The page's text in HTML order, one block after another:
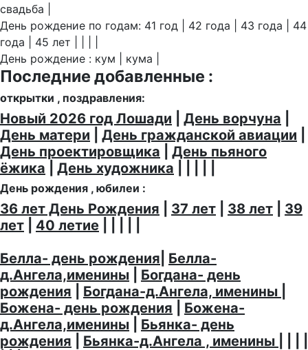
свадьба |
День рождение по годам: 41 год | 42 года | 43 года | 44
года | 45 лет | | | |
День рождение : кум | кума |
Последние добавленные :
открытки , поздравления:
Новый 2026 год Лошади День ворчуна
День матери
День гражданской авиации
День проектировщика
День пьяного
ёжика
День художника
День рождения , юбилеи :
36 лет День Рождения 37 лет 38 лет
39
лет
40 летие
Белла- день рождения Белла-
д.Ангела,именины
Богдана- день
рождения
Богдана-д.Ангела, именины
Божена- день рождения
Божена-
д.Ангела,именины
Бьянка- день
рождения
Бьянка-д.Ангела , именины